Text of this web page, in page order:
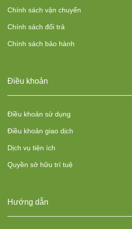
Chính sách vận chuyển
Chính sách đổi trả
Chính sách bảo hành
Điều khoản
Điều khoản sử dụng
Điều khoản giao dịch
Dịch vụ tiện ích
Quyền sở hữu trí tuệ
Hướng dẫn